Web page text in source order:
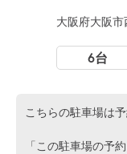
大阪府大阪市
6台
こちらの駐車場は予
「この駐車場の予